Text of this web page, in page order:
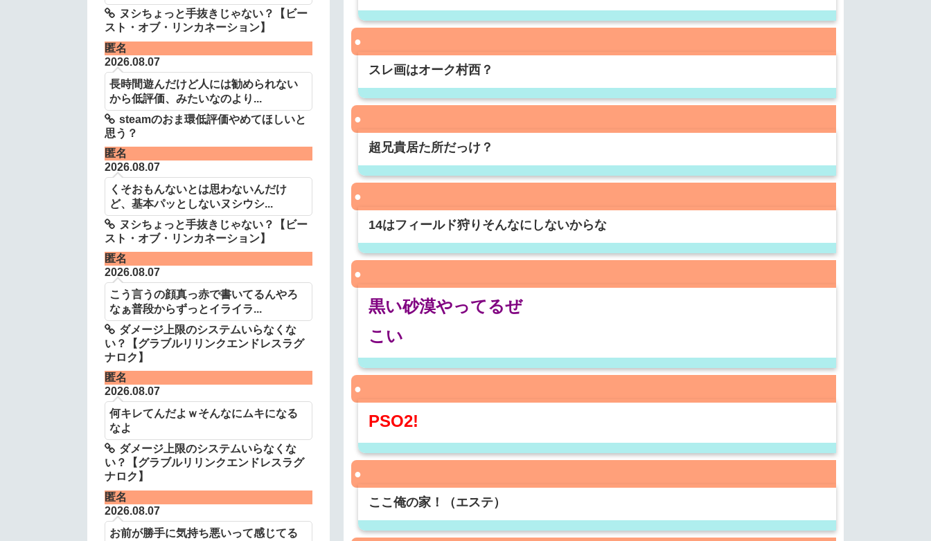
スレ画はオーク村西？
超兄貴居た所だっけ？
14はフィールド狩りそんなにしないからな
黒い砂漠やってるぜ
こい
PSO2!
ここ俺の家！（エステ）
ヌシちょっと手抜きじゃない？【ビー
スト・オブ・リンカネーション】
匿名
2026.08.07
長時間遊んだけど人には勧められない
から低評価、みたいなのより...
steamのおま環低評価やめてほしいと
思う？
匿名
2026.08.07
くそおもんないとは思わないんだけ
ど、基本パッとしないヌシウシ...
ヌシちょっと手抜きじゃない？【ビー
スト・オブ・リンカネーション】
匿名
2026.08.07
こう言うの顔真っ赤で書いてるんやろ
なぁ普段からずっとイライラ...
ダメージ上限のシステムいらなくな
い？【グラブルリリンクエンドレスラグ
ナロク】
匿名
2026.08.07
何キレてんだよｗそんなにムキになる
なよ
ダメージ上限のシステムいらなくな
い？【グラブルリリンクエンドレスラグ
ナロク】
匿名
2026.08.07
お前が勝手に気持ち悪いって感じてる